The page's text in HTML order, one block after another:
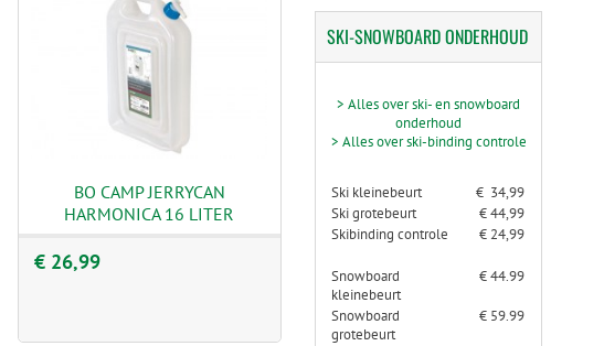
BO CAMP JERRYCAN
HARMONICA 16 LITER
€ 26,99
SKI-SNOWBOARDONDERHOUD
> Alles over ski- en snowboard
onderhoud
> Alles over ski-binding controle
Ski kleinebeurt
€ 34,99
Ski grotebeurt
€ 44,99
Skibinding controle
€ 24,99
Snowboard
kleinebeurt
€ 44.99
Snowboard
grotebeurt
€ 59.99